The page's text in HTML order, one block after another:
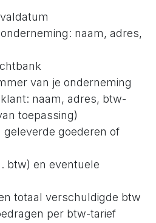
naam, adres,
van je onderneming
naam, adres, btw-
toepassing)
goederen of
btw) en eventuele
totaal verschuldigde btw
per btw-tarief